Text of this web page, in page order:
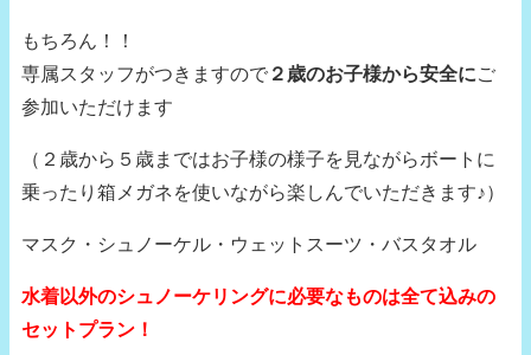
もちろん！！
専属スタッフがつきますので ２歳のお子様から安全にご
参加いただけます
（２歳から５歳まではお子様の様子を見ながらボートに
乗ったり箱メガネを使いながら楽しんでいただきます♪）
マスク・シュノーケル・ウェットスーツ・バスタオル
水着以外のシュノーケリングに必要なものは全て込みの
セットプラン！